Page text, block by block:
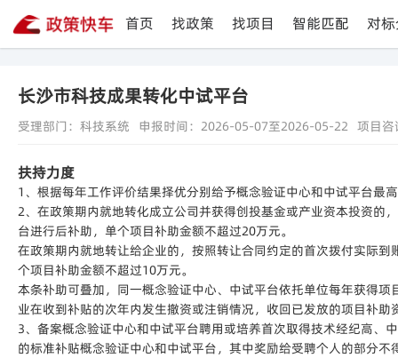
首页 找政策 找项目 智能匹配 对
长沙市科技成果转化中试平台
受理部门：科技系统 申报时间：2026-05-07至2026-05-22 项目
扶持力度
1、根据每年工作评价结果择优分别给予概念验证中心和中试平台最
2、在政策期内就地转化成立公司并获得创投基金或产业资本投资的
台进行后补助，单个项目补助金额不超过20万元。
在政策期内就地转让给企业的，按照转让合同约定的首次拨付实际
个项目补助金额不超过10万元。
本条补助可叠加，同一概念验证中心、中试平台依托单位每年获得
业在收到补贴的次年内发生撤资或注销情况，收回已发放的项目补助
3、备案概念验证中心和中试平台聘用或培养首次取得技术经纪高、
的标准补贴概念验证中心和中试平台，其中奖励给受聘个人的部分不